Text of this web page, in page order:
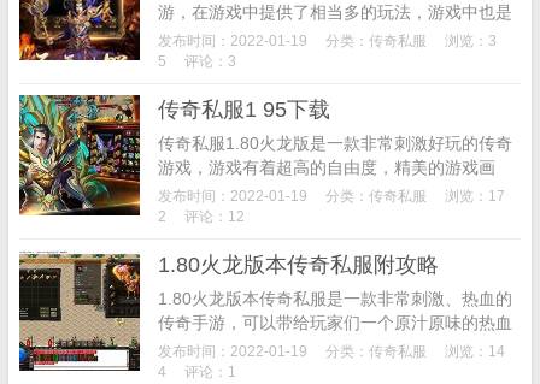
游，在游戏中提供了相当多的玩法，游戏中也是
会不断的举办各种福利活动等你参加，在这里拥
有非常炫酷的技能特效，更是提供了语音系统，
发布时间：2022-01-19 分类： 传奇私服
浏览：3
5
评论：3
传奇私服1 95下载
传奇私服1.80火龙版是一款非常刺激好玩的传奇
游戏，游戏有着超高的自由度，精美的游戏画
面，热血的战斗过程，趣味十足。这款游戏还支
持离线挂机玩法，这样玩家们在挂机的时候也不
发布时间：2022-01-19 分类： 传奇私服
浏览：17
2
评论：12
1.80火龙版本传奇私服附攻略
1.80火龙版本传奇私服是一款非常刺激、热血的
传奇手游，可以带给玩家们一个原汁原味的热血
传奇世界，让玩家们可以体验到刺激的竞技PK，
经典的沙城竞技，在这里玩家们玩的是情怀，玩
发布时间：2022-01-19 分类： 传奇私服
浏览：14
4
评论：1